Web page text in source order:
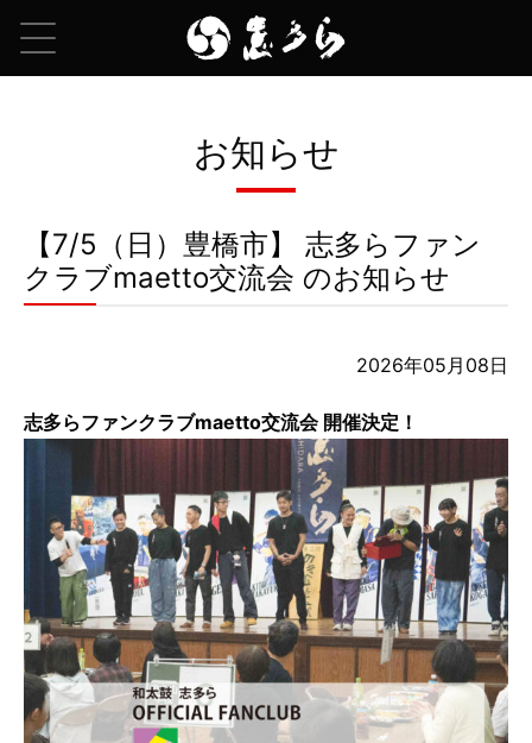
お知らせ
【7/5（日）豊橋市】 志多らファン
クラブmaetto交流会 のお知らせ
2026年05月08日
志多らファンクラブmaetto交流会 開催決定！